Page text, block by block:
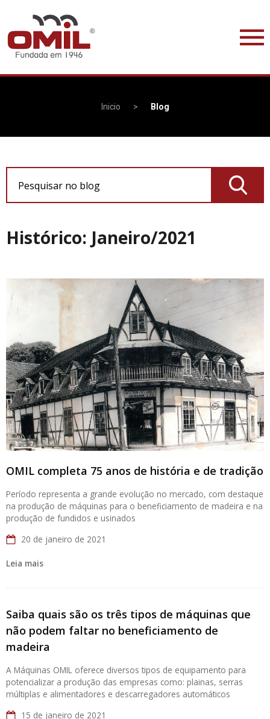
Inicio > Blog
Histórico: Janeiro/2021
OMIL completa 75 anos de história e de tradição
Período representa a grande evolução no mercado, com destaque
na produção de máquinas para o beneficiamento de madeira e na
produção de fundidos e usinados
20 de janeiro de 2021
Leia mais
Saiba quais são os três tipos de máquinas que
não podem faltar no beneficiamento de
madeira
A Máquinas OMIL oferece diversos tipos de equipamento para
potencializar a produção das empresas como: plainas, serras
múltiplas e alimentadores e descarregadores automáticos
15 de janeiro de 2021
Pesquisar no blog